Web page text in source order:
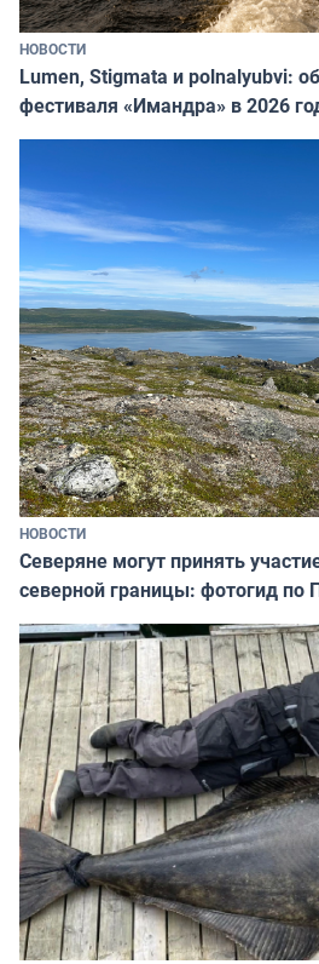
НОВОСТИ
Lumen, Stigmata и polnalyubvi:
фестиваля «Имандра» в 2026
НОВОСТИ
Северяне могут принять
северной границы: фотогид по